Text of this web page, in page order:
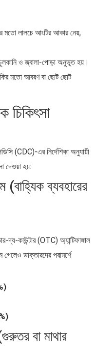
মতো লালচে আংটির আকার নেয়,
ও জ্বালা-পোড়া অনুভূত হয়।
মতো আবরণ বা ছোট ছোট
চিকিৎসা
(CDC)-এর নির্দেশিকা অনুযায়ী
দেওয়া হয়:
(বাহ্যিক ব্যবহারের
দ্য-কাউন্টার (OTC) অ্যান্টিফাঙ্গাল
ডাক্তারদের পরামর্শে
বা মাথার